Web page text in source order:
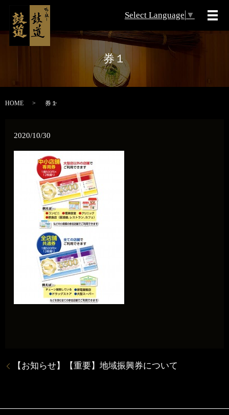
Select Language ▼
メ
券１
HOME 券１
2020/10/30
【お知らせ】【重要】地域振興券について